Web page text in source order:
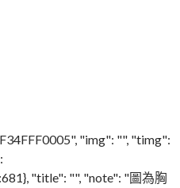
"img": "", "timg":
"title": "", "note": "圖為胸